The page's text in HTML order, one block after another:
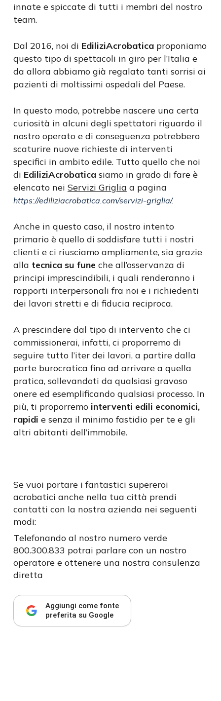
innate e spiccate di tutti i membri del nostro
team.
Dal 2016, noi di EdiliziAcrobatica proponiamo
questo tipo di spettacoli in giro per l’Italia e
da allora abbiamo già regalato tanti sorrisi ai
pazienti di moltissimi ospedali del Paese.
In questo modo, potrebbe nascere una certa
curiosità in alcuni degli spettatori riguardo il
nostro operato e di conseguenza potrebbero
scaturire nuove richieste di interventi
specifici in ambito edile. Tutto quello che noi
di EdiliziAcrobaticasiamo in grado di fare è
elencato nei Servizi Griglia a pagina
https://ediliziacrobatica.com/servizi-griglia/.
Anche in questo caso, il nostro intento
primario è quello di soddisfare tutti i nostri
clienti e ci riusciamo ampliamente, sia grazie
alla tecnica su fune che all’osservanza di
principi imprescindibili, i quali renderanno i
rapporti interpersonali fra noi e i richiedenti
dei lavori stretti e di fiducia reciproca.
A prescindere dal tipo di intervento che ci
commissionerai, infatti, ci proporremo di
seguire tutto l’iter dei lavori, a partire dalla
parte burocratica fino ad arrivare a quella
pratica, sollevandoti da qualsiasi gravoso
onere ed esemplificando qualsiasi processo. In
più, ti proporremo interventi edili economici,
rapidi e senza il minimo fastidio per te e gli
altri abitanti dell’immobile.
Se vuoi portare i fantastici supereroi
acrobatici anche nella tua città prendi
contatti con la nostra azienda nei seguenti
modi:
Telefonando al nostro numero verde
800.300.833 potrai parlare con un nostro
operatore e ottenere una nostra consulenza
diretta
Aggiungi come fonte
preferita su Google